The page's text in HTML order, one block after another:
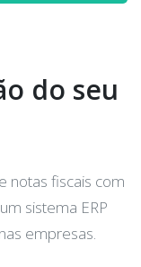
do seu
notas fiscais com
sistema ERP
empresas.